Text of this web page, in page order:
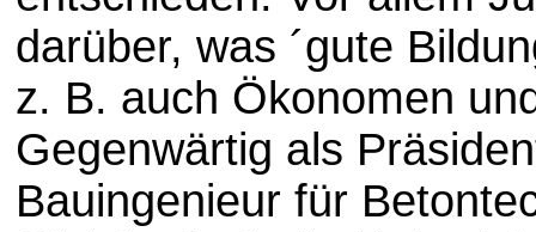
darüber, was ´gute
z. B. auch Ökonomen
Gegenwärtig als
Bauingenieur für